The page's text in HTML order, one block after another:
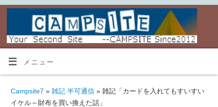
メニュー
Campsite7 » 雑記 半可通信» 雑記「カードを入れてもすいすい
イケル～財布を買い換えた話」